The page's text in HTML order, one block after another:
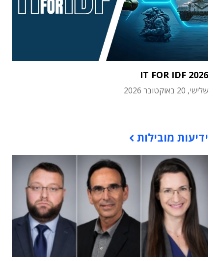
IT FOR IDF 2026
שלישי, 20 באוקטובר 2026
ידיעות מובילות